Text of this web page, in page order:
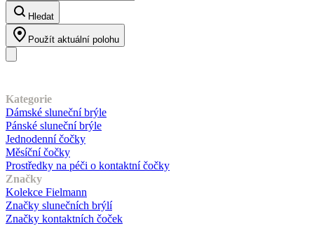
Hledat
Použít aktuální polohu
Kategorie
Dámské sluneční brýle
Pánské sluneční brýle
Jednodenní čočky
Měsíční čočky
Prostředky na péči o kontaktní čočky
Značky
Kolekce Fielmann
Značky slunečních brýlí
Značky kontaktních čoček